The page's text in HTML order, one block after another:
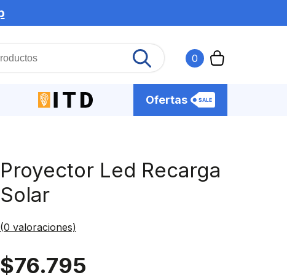
0
Ofertas
Proyector Led Recarga
Solar
(0 valoraciones)
$76.795